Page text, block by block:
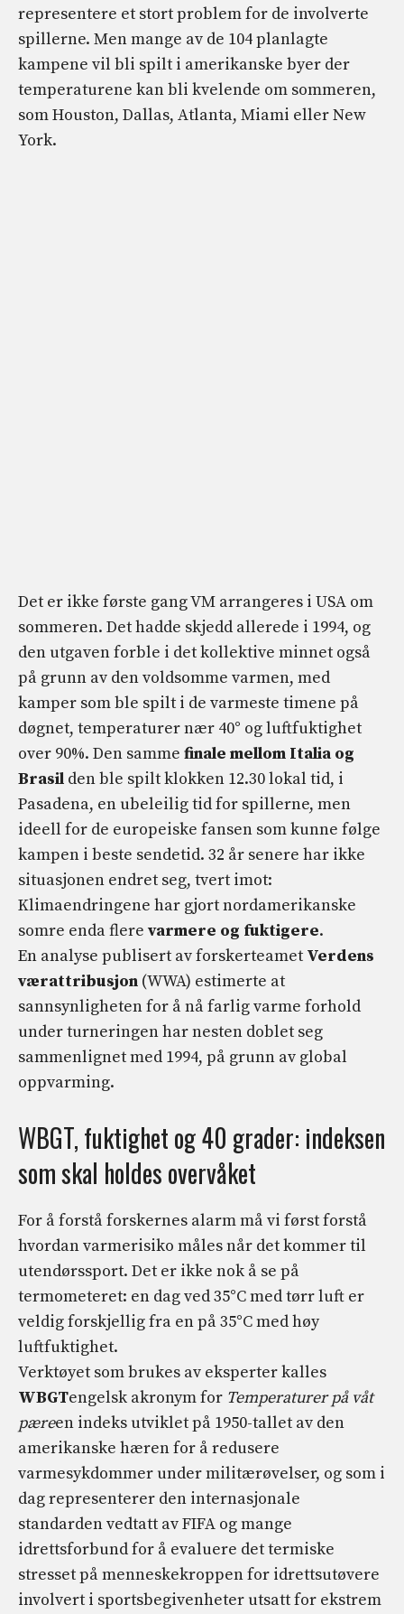
representere et stort problem for de involverte
spillerne. Men mange av de 104 planlagte
kampene vil bli spilt i amerikanske byer der
temperaturene kan bli kvelende om sommeren,
som Houston, Dallas, Atlanta, Miami eller New
York.
Det er ikke første gang VM arrangeres i USA om
sommeren. Det hadde skjedd allerede i 1994, og
den utgaven forble i det kollektive minnet også
på grunn av den voldsomme varmen, med
kamper som ble spilt i de varmeste timene på
døgnet, temperaturer nær 40° og luftfuktighet
over 90%. Den samme finale mellom Italia og
Brasil den ble spilt klokken 12.30 lokal tid, i
Pasadena, en ubeleilig tid for spillerne, men
ideell for de europeiske fansen som kunne følge
kampen i beste sendetid. 32 år senere har ikke
situasjonen endret seg, tvert imot:
Klimaendringene har gjort nordamerikanske
somre enda flere varmere og fuktigere.
En analyse publisert av forskerteamet Verdens
værattribusjon (WWA) estimerte at
sannsynligheten for å nå farlig varme forhold
under turneringen har nesten doblet seg
sammenlignet med 1994, på grunn av global
oppvarming.
WBGT, fuktighet og 40 grader: indeksen
som skal holdes overvåket
For å forstå forskernes alarm må vi først forstå
hvordan varmerisiko måles når det kommer til
utendørssport. Det er ikke nok å se på
termometeret: en dag ved 35°C med tørr luft er
veldig forskjellig fra en på 35°C med høy
luftfuktighet.
Verktøyet som brukes av eksperter kalles
WBGTengelsk akronym for Temperaturer på våt
pæreen indeks utviklet på 1950-tallet av den
amerikanske hæren for å redusere
varmesykdommer under militærøvelser, og som i
dag representerer den internasjonale
standarden vedtatt av FIFA og mange
idrettsforbund for å evaluere det termiske
stresset på menneskekroppen for idrettsutøvere
involvert i sportsbegivenheter utsatt for ekstrem